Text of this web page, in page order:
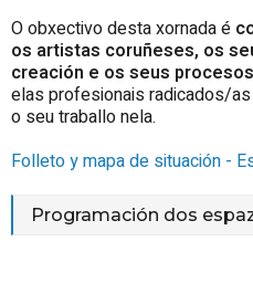
O obxectivo desta xornada é
os artistas coruñeses, os
creación e os seus
elas profesionais radicados/
o seu traballo nela.
Folleto y mapa de situación -
Programación dos